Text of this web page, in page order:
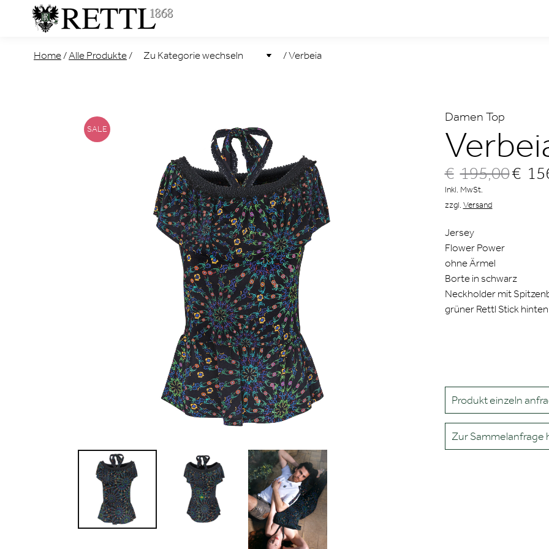
Home / Alle Produkte / /Verbeia
SALE
Damen Top
€ 195,00€
Inkl. MwSt.
zzgl. Versand
Jersey
Flower Power
ohne Ärmel
Borte in schwarz
Neckholder mit
grüner Rettl Stick hinten
Produkt einzeln
Zur Sammelanfrage